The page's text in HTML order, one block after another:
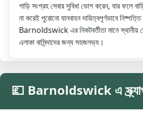
গাড়ি সংগ্রহ সেবার সুবিধা ভোগ করেন, যার ফলে
না করেই পুরোনো যানবাহন দায়িত্বপূর্ণভাবে
Barnoldswick এর নিকটবর্তীতা মানে স্থানীয়
এলাকা বাসিন্দাদের জন্য সহজলভ্য।
💷 Barnoldswick এ স্ক্র্যাপ